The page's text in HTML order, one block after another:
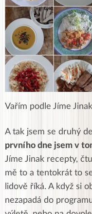
Vařím podle Jíme Jinak
A tak jsem se druhý
prvního dne jsem v
Jíme Jinak recepty,
mě to a tentokrát to
lidově říká. A když si
nezapadá do